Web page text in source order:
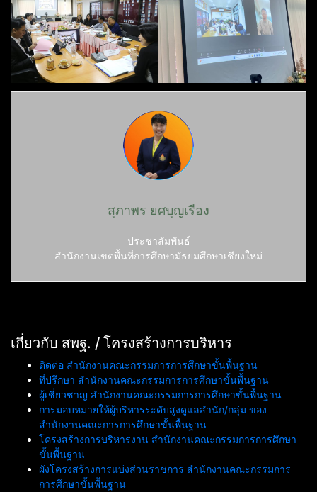
สุภาพร ยศบุญเรือง
ประชาสัมพันธ์
สำนักงานเขตพื้นที่การศึกษามัธยมศึกษาเชียงใหม่
เกี่ยวกับ สพฐ. / โครงสร้างการบริหาร
ติดต่อ สำนักงานคณะกรรมการการศึกษาขั้นพื้นฐาน
ที่ปรึกษา สำนักงานคณะกรรมการการศึกษาขั้นพื้นฐาน
ผู้เชี่ยวชาญ สำนักงานคณะกรรมการการศึกษาขั้นพื้นฐาน
การมอบหมายให้ผู้บริหารระดับสูงดูแลสำนัก/กลุ่ม ของ
สำนักงานคณะการการศึกษาขั้นพื้นฐาน
โครงสร้างการบริหารงาน สำนักงานคณะกรรมการการศึกษา
ขั้นพื้นฐาน
ผังโครงสร้างการแบ่งส่วนราชการ สำนักงานคณะกรรมการ
การศึกษาขั้นพื้นฐาน